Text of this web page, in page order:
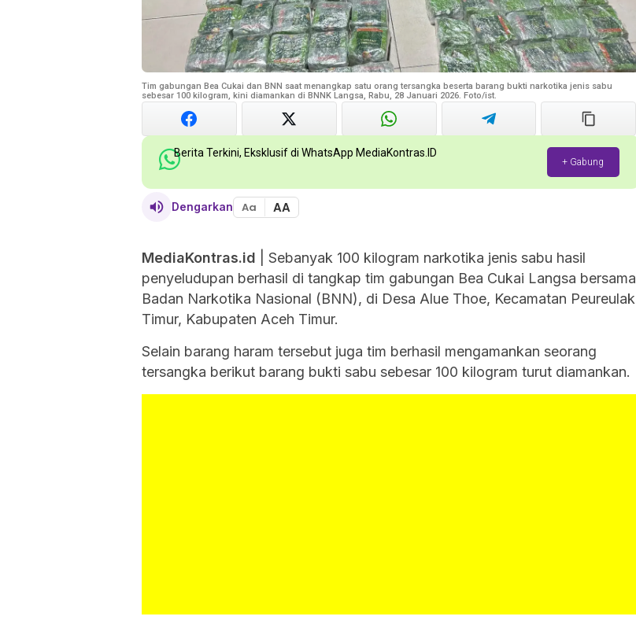
Tim gabungan Bea Cukai dan BNN saat menangkap satu orang tersangka beserta barang bukti narkotika jenis sabu
sebesar 100 kilogram, kini diamankan di BNNK Langsa, Rabu, 28 Januari 2026. Foto/ist.
Berita Terkini, Eksklusif di WhatsApp MediaKontras.ID
+ Gabung
Dengarkan Aa AA
MediaKontras.id | Sebanyak 100 kilogram narkotika jenis sabu hasil
penyeludupan berhasil di tangkap tim gabungan Bea Cukai Langsa bersama
Badan Narkotika Nasional (BNN), di Desa Alue Thoe, Kecamatan Peureulak
Timur, Kabupaten Aceh Timur.
Selain barang haram tersebut juga tim berhasil mengamankan seorang
tersangka berikut barang bukti sabu sebesar 100 kilogram turut diamankan.